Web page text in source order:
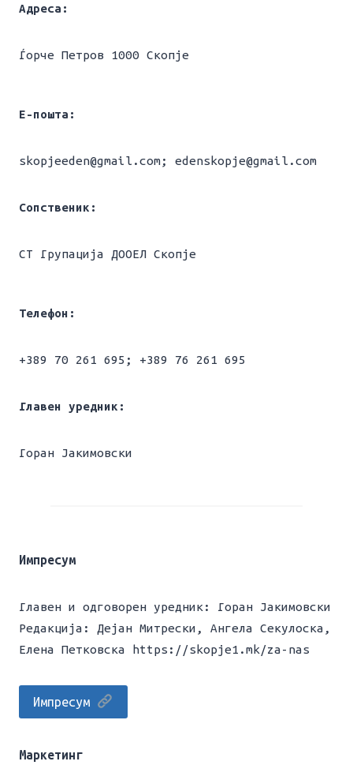
Адреса:
Ѓорче Петров 1000 Скопје
Е-пошта:
skopjeeden@gmail.com; edenskopje@gmail.com
Сопственик:
СТ Групација ДООЕЛ Скопје
Телефон:
+389 70 261 695; +389 76 261 695
Главен уредник:
Горан Јакимовски
Импресум
Главен и одговорен уредник: Горан Јакимовски
Редакција: Дејан Митрески, Ангела Секулоска,
Елена Петковска https://skopje1.mk/za-nas
Импресум
Маркетинг